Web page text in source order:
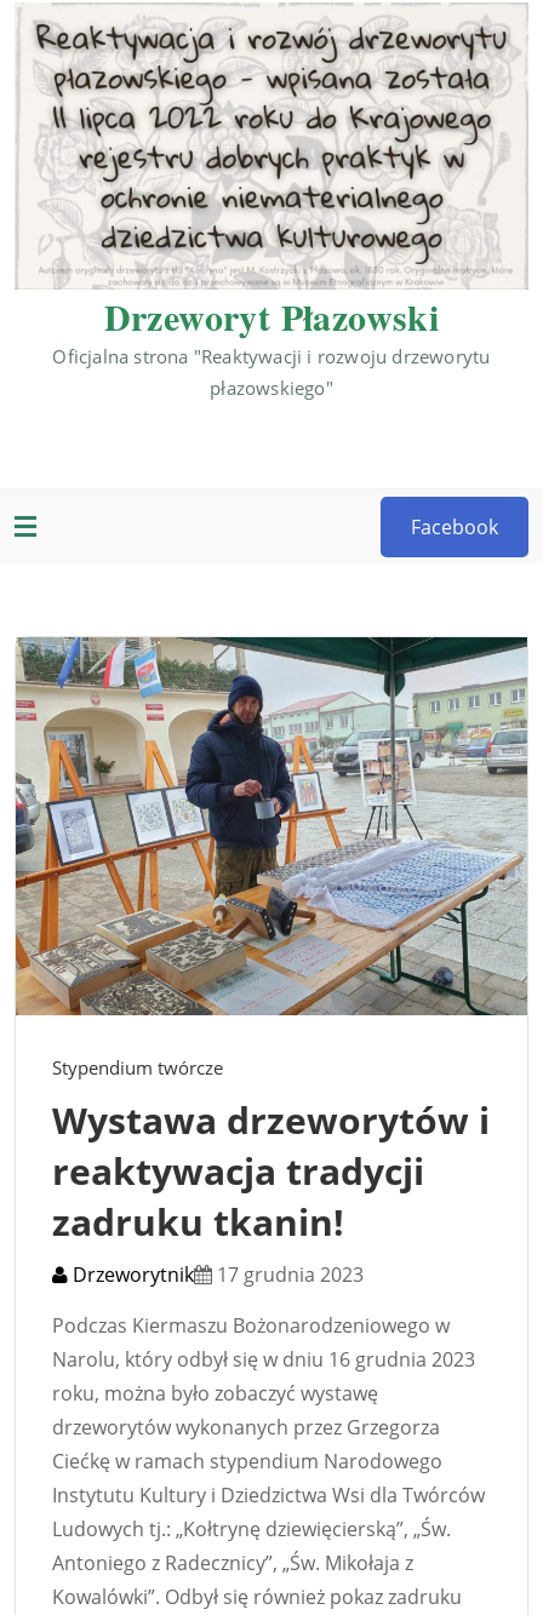
Drzeworyt Płazowski
Oficjalna strona "Reaktywacji i rozwoju drzeworytu
płazowskiego"
Facebook
Stypendium twórcze
Wystawa drzeworytów i
reaktywacja tradycji
zadruku tkanin!
Drzeworytnik
17 grudnia 2023
Podczas Kiermaszu Bożonarodzeniowego w
Narolu, który odbył się w dniu 16 grudnia 2023
roku, można było zobaczyć wystawę
drzeworytów wykonanych przez Grzegorza
Ciećkę w ramach stypendium Narodowego
Instytutu Kultury i Dziedzictwa Wsi dla Twórców
Ludowych tj.: „Kołtrynę dziewięcierską”, „Św.
Antoniego z Radecznicy”, „Św. Mikołaja z
Kowalówki”. Odbył się również pokaz zadruku